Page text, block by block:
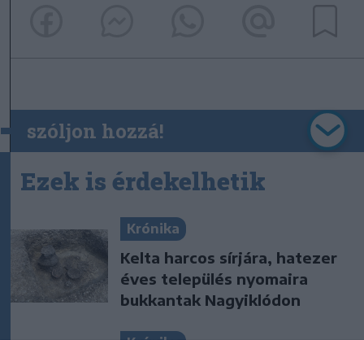
szóljon hozzá!
Ezek is érdekelhetik
Krónika
Kelta harcos sírjára, hatezer
éves település nyomaira
bukkantak Nagyiklódon